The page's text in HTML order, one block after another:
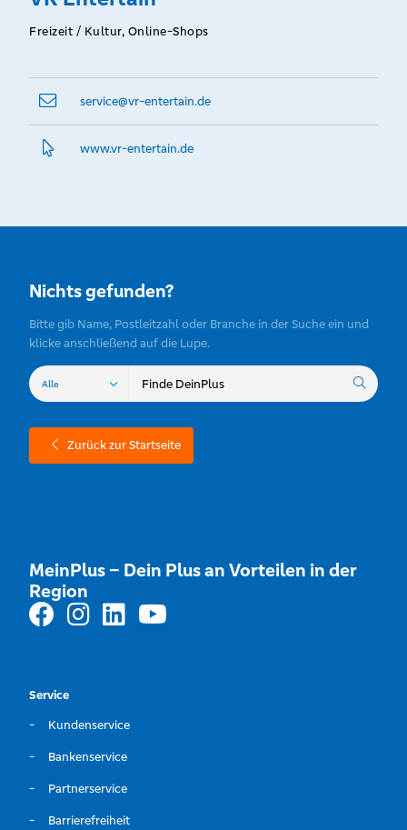
uvm.
Freizeit / Kultur, Online-Shops
service@­vr-entertain.de
www.­vr-entertain.­de
Nichts gefunden?
Bitte gib Name, Postleitzahl oder Branche in der Suche ein und
klicke anschließend auf die Lupe.
Zurück zur Startseite
MeinPlus – Dein Plus an Vorteilen in der
Region
Service
Kundenservice
Bankenservice
Partnerservice
Barrierefreiheit